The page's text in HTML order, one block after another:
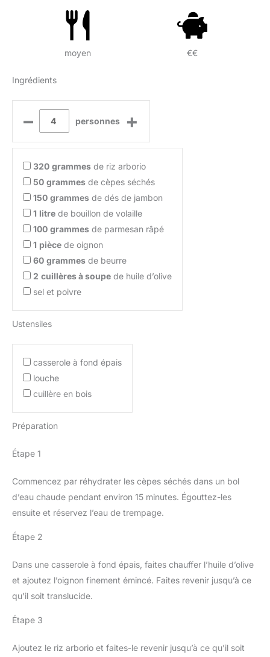
moyen €€
Ingrédients
– personnes +
320 grammes de riz arborio
50 grammes de cèpes séchés
150 grammes de dés de jambon
1 litre de bouillon de volaille
100 grammes de parmesan râpé
1 pièce de oignon
60 grammes de beurre
2 cuillères à soupe de huile d’olive
sel et poivre
Ustensiles
casserole à fond épais
louche
cuillère en bois
Préparation
Étape 1
Commencez par réhydrater les cèpes séchés dans un bol
d’eau chaude pendant environ 15 minutes. Égouttez-les
ensuite et réservez l’eau de trempage.
Étape 2
Dans une casserole à fond épais, faites chauffer l’huile d’olive
et ajoutez l’oignon finement émincé. Faites revenir jusqu’à ce
qu’il soit translucide.
Étape 3
Ajoutez le riz arborio et faites-le revenir jusqu’à ce qu’il soit